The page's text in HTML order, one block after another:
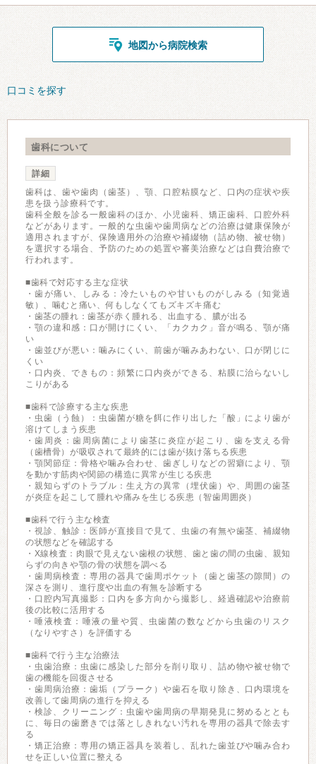
地図から病院検索
口コミを探す
歯科について
詳細
歯科は、歯や歯肉（歯茎）、顎、口腔粘膜など、口内の症状や疾
患を扱う診療科です。
歯科全般を診る一般歯科のほか、小児歯科、矯正歯科、口腔外科
などがあります。一般的な虫歯や歯周病などの治療は健康保険が
適用されますが、保険適用外の治療や補綴物（詰め物、被せ物）
を選択する場合、予防のための処置や審美治療などは自費治療で
行われます。
■歯科で対応する主な症状
・歯が痛い、しみる：冷たいものや甘いものがしみる（知覚過
敏）、噛むと痛い、何もしなくてもズキズキ痛む
・歯茎の腫れ：歯茎が赤く腫れる、出血する、膿が出る
・顎の違和感：口が開けにくい、「カクカク」音が鳴る、顎が痛
い
・歯並びが悪い：噛みにくい、前歯が噛みあわない、口が閉じに
くい
・口内炎、できもの：頻繁に口内炎ができる、粘膜に治らないし
こりがある
■歯科で診療する主な疾患
・虫歯（う蝕）：虫歯菌が糖を餌に作り出した「酸」により歯が
溶けてしまう疾患
・歯周炎：歯周病菌により歯茎に炎症が起こり、歯を支える骨
（歯槽骨）が吸収されて最終的には歯が抜け落ちる疾患
・顎関節症：骨格や噛み合わせ、歯ぎしりなどの習癖により、顎
を動かす筋肉や関節の構造に異常が生じる疾患
・親知らずのトラブル：生え方の異常（埋伏歯）や、周囲の歯茎
が炎症を起こして腫れや痛みを生じる疾患（智歯周囲炎）
■歯科で行う主な検査
・視診、触診：医師が直接目で見て、虫歯の有無や歯茎、補綴物
の状態などを確認する
・X線検査：肉眼で見えない歯根の状態、歯と歯の間の虫歯、親知
らずの向きや顎の骨の状態を調べる
・歯周病検査：専用の器具で歯周ポケット（歯と歯茎の隙間）の
深さを測り、進行度や出血の有無を診断する
・口腔内写真撮影：口内を多方向から撮影し、経過確認や治療前
後の比較に活用する
・唾液検査：唾液の量や質、虫歯菌の数などから虫歯のリスク
（なりやすさ）を評価する
■歯科で行う主な治療法
・虫歯治療：虫歯に感染した部分を削り取り、詰め物や被せ物で
歯の機能を回復させる
・歯周病治療：歯垢（プラーク）や歯石を取り除き、口内環境を
改善して歯周病の進行を抑える
・検診、クリーニング：虫歯や歯周病の早期発見に努めるととも
に、毎日の歯磨きでは落としきれない汚れを専用の器具で除去す
る
・矯正治療：専用の矯正器具を装着し、乱れた歯並びや噛み合わ
せを正しい位置に整える